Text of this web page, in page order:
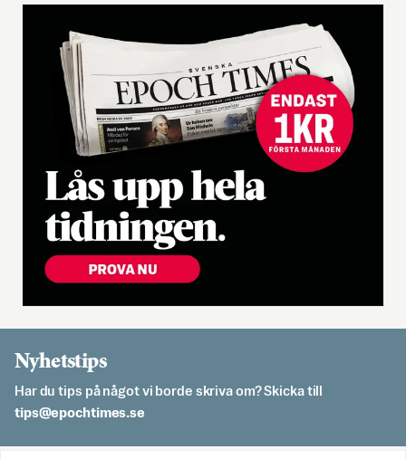
Nyhetstips
Har du tips på något vi borde skriva om? Skicka till
es.semithcope@spit